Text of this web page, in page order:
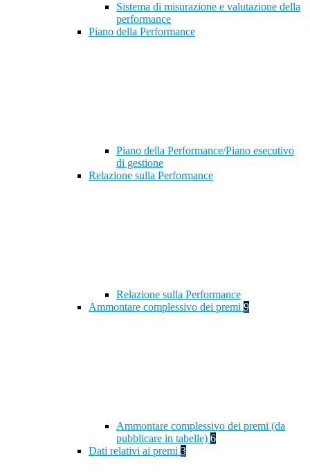
Sistema di misurazione e valutazione della
performance
Piano della Performance
Piano della Performance/Piano esecutivo
di gestione
Relazione sulla Performance
Relazione sulla Performance
Ammontare complessivo dei premi 9
Ammontare complessivo dei premi (da
pubblicare in tabelle) 6
Dati relativi ai premi 3